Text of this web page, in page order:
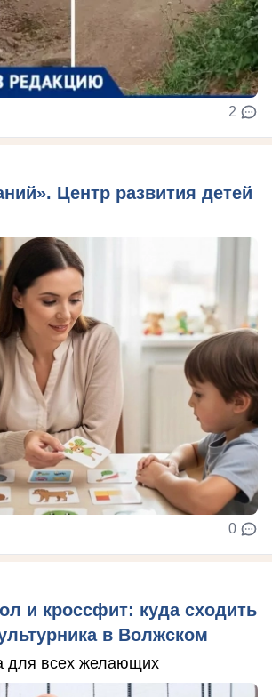
2
Центр развития детей
0
и кроссфит: куда сходить
в Волжском
для всех желающих